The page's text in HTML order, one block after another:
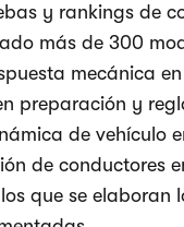
y rankings de
más de 300
mecánica en
preparación y
de vehículo
de conductores
que se elaboran